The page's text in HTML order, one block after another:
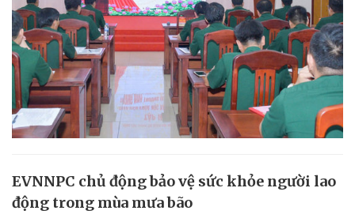
EVNNPC chủ động bảo vệ sức khỏe người lao
động trong mùa mưa bão